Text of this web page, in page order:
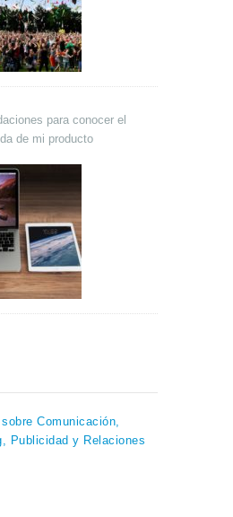
para conocer el
de mi producto
Comunicación,
Publicidad y Relaciones